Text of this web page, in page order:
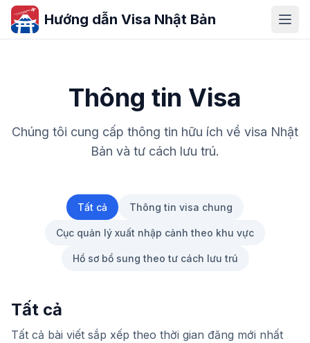
Hướng dẫn Visa Nhật Bản
Thông tin Visa
Chúng tôi cung cấp thông tin hữu ích về visa Nhật
Bản và tư cách lưu trú.
Tất cả Thông tin visa chung
Cục quản lý xuất nhập cảnh theo khu vực
Hồ sơ bổ sung theo tư cách lưu trú
Tất cả
Tất cả bài viết sắp xếp theo thời gian đăng mới nhất